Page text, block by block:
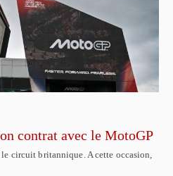
contrat avec le MotoGP
circuit britannique. A cette occasion,